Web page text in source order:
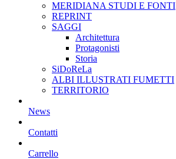
MERIDIANA STUDI E FONTI
REPRINT
SAGGI
Architettura
Protagonisti
Storia
SiDoReLa
ALBI ILLUSTRATI FUMETTI
TERRITORIO
News
Contatti
Carrello